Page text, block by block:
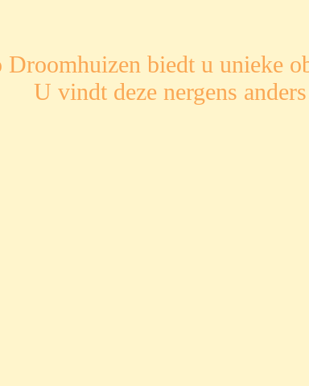
Droomhuizen biedt u unieke
U vindt deze nergens